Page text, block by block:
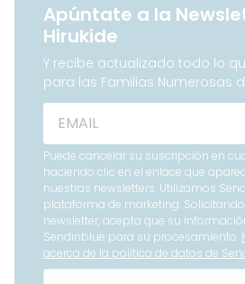
Apúntate a la
Hirukide
Y recibe actualizado todo lo
para las Familias Numerosas
Puede cancelar su suscripción en
haciendo clic en el enlace que
nuestras newsletters. Utilizamos
plataforma de marketing.
newsletter, acepta que su
Sendinblue para su procesamiento.
acerca de la política de datos de